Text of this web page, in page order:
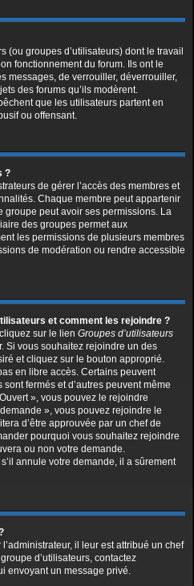
(ou groupes d’utilisateurs) dont le travail
fonctionnement du forum. Ils ont le
messages, de verrouiller, déverrouiller,
des forums qu’ils modèrent.
que les utilisateurs partent en
ou offensant.
?
de gérer l’accès des membres et
Chaque membre peut appartenir
peut avoir ses permissions. La
des groupes permet aux
les permissions de plusieurs membres
de modération ou rendre accessible
et comment les rejoindre ?
sur le lien Groupes d’utilisateurs
Si vous souhaitez rejoindre un des
et cliquez sur le bouton approprié.
en libre accès. Certains peuvent
fermés et d’autres peuvent même
», vous pouvez le rejoindre
», vous pouvez rejoindre le
d’être approuvée par un chef de
pourquoi vous souhaitez rejoindre
ou non votre demande.
annule votre demande, il a sûrement
il leur est attribué un chef
d’utilisateurs, contactez
envoyant un message privé.